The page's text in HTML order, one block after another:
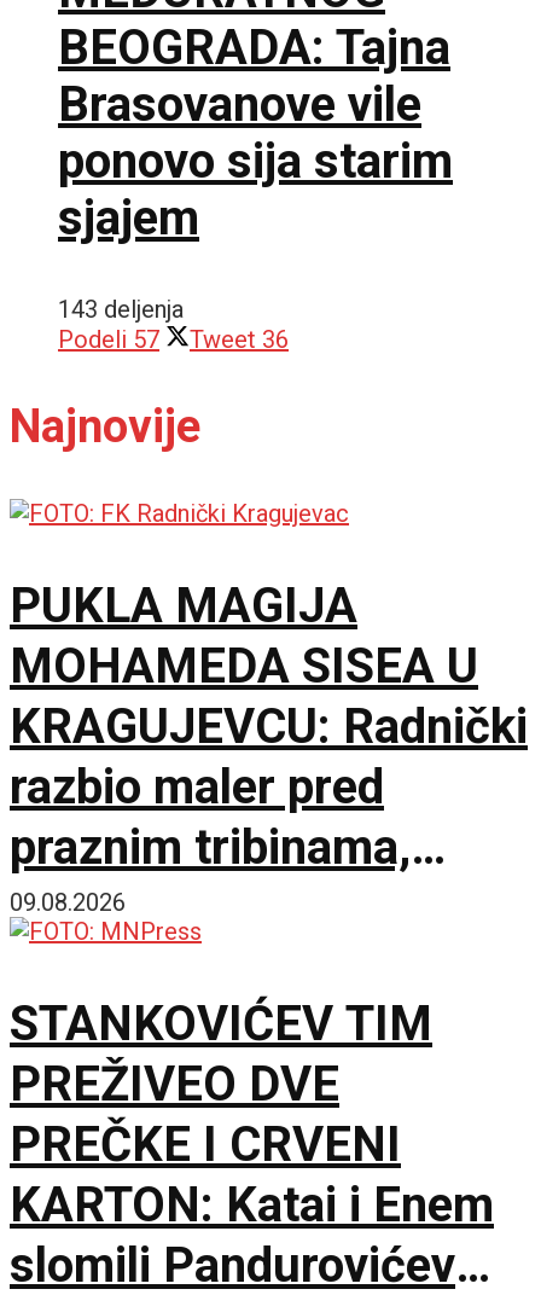
BEOGRADA: Tajna
Brasovanove vile
ponovo sija starim
sjajem
143 deljenja
Podeli 57 Tweet 36
Najnovije
PUKLA MAGIJA
MOHAMEDA SISEA U
KRAGUJEVCU: Radnički
razbio maler pred
praznim tribinama,
Zemun pao na sparnom
09.08.2026
STANKOVIĆEV TIM
PREŽIVEO DVE
PREČKE I CRVENI
KARTON: Katai i Enem
slomili Pandurovićev